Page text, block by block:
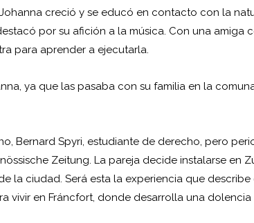
creció y se educó en contacto con la
por su afición a la música. Con una amiga
para aprender a ejecutarla.
ya que las pasaba con su familia en la
Bernard Spyri, estudiante de derecho, pero
Zeitung. La pareja decide instalarse en
la ciudad. Será esta la experiencia que describe
vivir en Fráncfort, donde desarrolla una dolencia